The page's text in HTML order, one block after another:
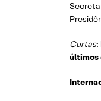
Curtas:
últimos